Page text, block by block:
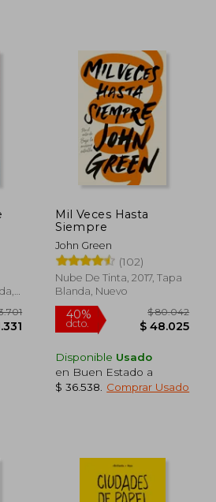
dcto.
Mil Veces Hasta
Siempre
John Green
(102)
Nube De Tinta, 2017, Tapa
Blanda, Nuevo
Disponible Usado
en Buen Estado a
$ 36.538
Comprar Usado